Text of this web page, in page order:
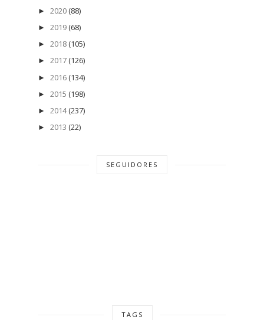
► 2020 (88)
► 2019 (68)
► 2018 (105)
► 2017 (126)
► 2016 (134)
► 2015 (198)
► 2014 (237)
► 2013 (22)
SEGUIDORES
TAGS